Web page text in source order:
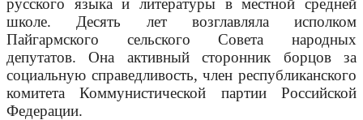
русского языка и литературы в местной средней
школе. Десять лет возглавляла исполком
Пайгармского сельского Совета народных
депутатов. Она активный сторонник борцов за
социальную справедливость, член республиканского
комитета Коммунистической партии Российской
Федерации.